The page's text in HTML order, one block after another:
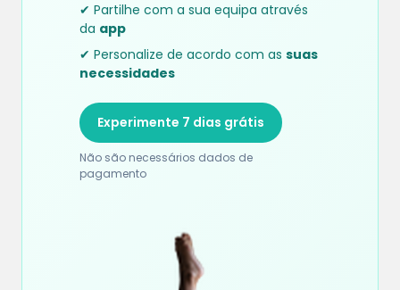
✔ Partilhe com a sua equipa através
da app
✔ Personalize de acordo com as suas
necessidades
Experimente 7 dias grátis
Não são necessários dados de
pagamento